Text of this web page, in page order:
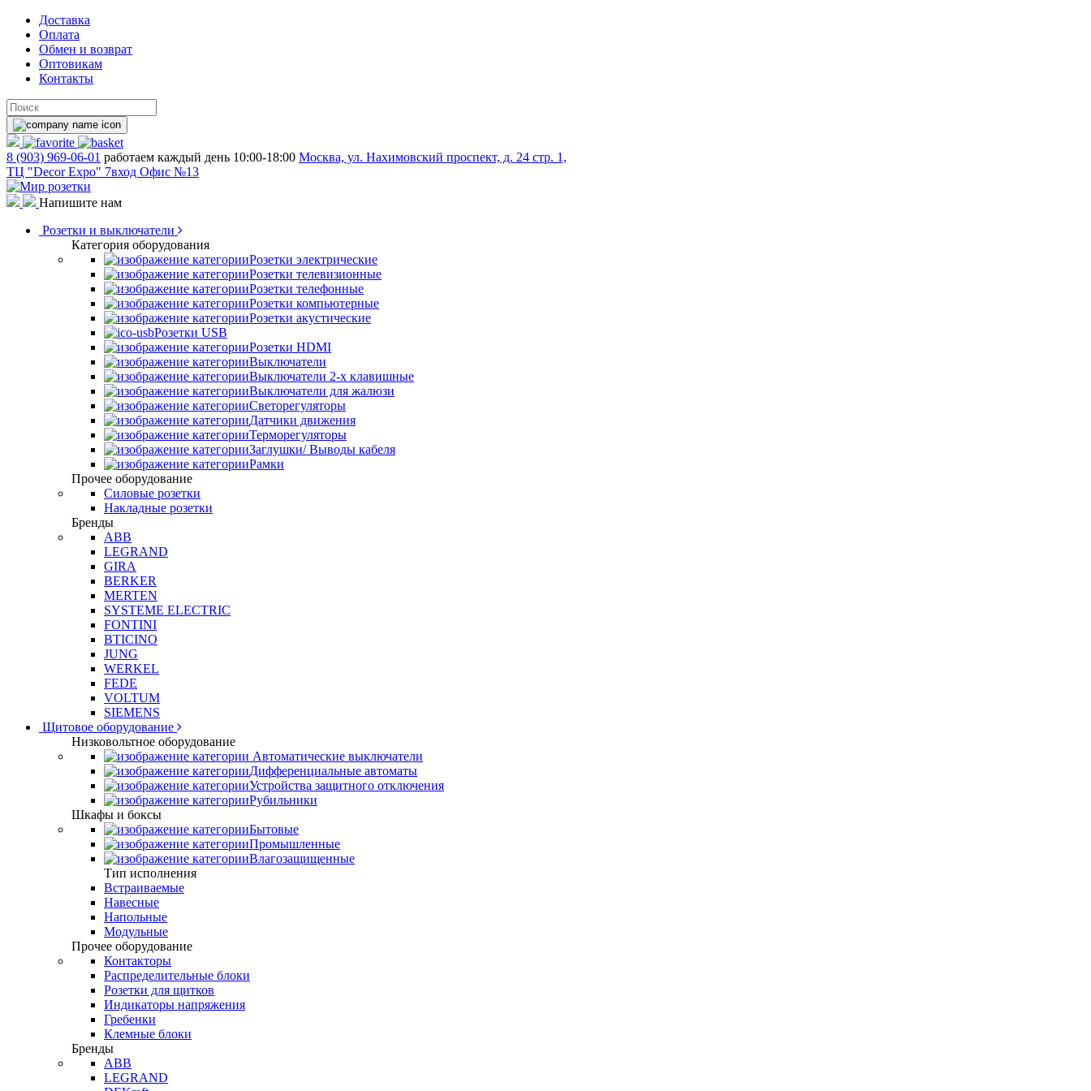
Доставка
Оплата
Обмен и возврат
Оптовикам
Контакты
8 (903) 969-06-01 работаем каждый день 10:00-18:00 Москва, ул. Нахимовский проспект, д. 24 стр. 1,
ТЦ "Decor Expo" 7вход Офис №13
Напишите нам
Розетки и выключатели
Категория оборудования
Розетки электрические
Розетки телевизионные
Розетки телефонные
Розетки компьютерные
Розетки акустические
Розетки USB
Розетки HDMI
Выключатели
Выключатели 2-х клавишные
Выключатели для жалюзи
Светорегуляторы
Датчики движения
Терморегуляторы
Заглушки/ Выводы кабеля
Рамки
Прочее оборудование
Силовые розетки
Накладные розетки
Бренды
ABB
LEGRAND
GIRA
BERKER
MERTEN
SYSTEME ELECTRIC
FONTINI
BTICINO
JUNG
WERKEL
FEDE
VOLTUM
SIEMENS
Щитовое оборудование
Низковольтное оборудование
Автоматические выключатели
Дифференциальные автоматы
Устройства защитного отключения
Рубильники
Шкафы и боксы
Бытовые
Промышленные
Влагозащищенные
Тип исполнения
Встраиваемые
Навесные
Напольные
Модульные
Прочее оборудование
Контакторы
Распределительные блоки
Розетки для щитков
Индикаторы напряжения
Гребенки
Клемные блоки
Бренды
ABB
LEGRAND